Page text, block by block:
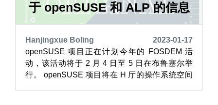
于 openSUSE 和 ALP 的信息
Hanjingxue Boling
2023-01-17
openSUSE 项目正在计划今年的 FOSDEM 活
动，该活动将于 2 月 4 日至 5 日在布鲁塞尔举
行。 openSUSE 项目将在 H 厅的操作系统空间